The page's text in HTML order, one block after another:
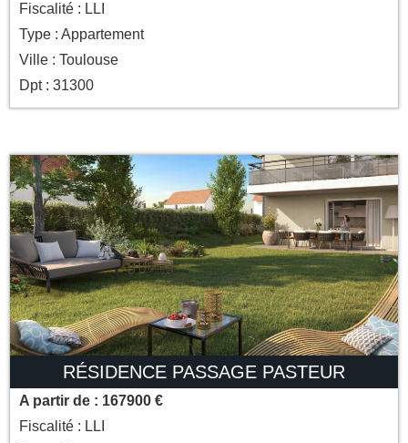
Fiscalité : LLI
Type : Appartement
Ville : Toulouse
Dpt : 31300
RÉSIDENCE PASSAGE PASTEUR
A partir de : 167900 €
Fiscalité : LLI